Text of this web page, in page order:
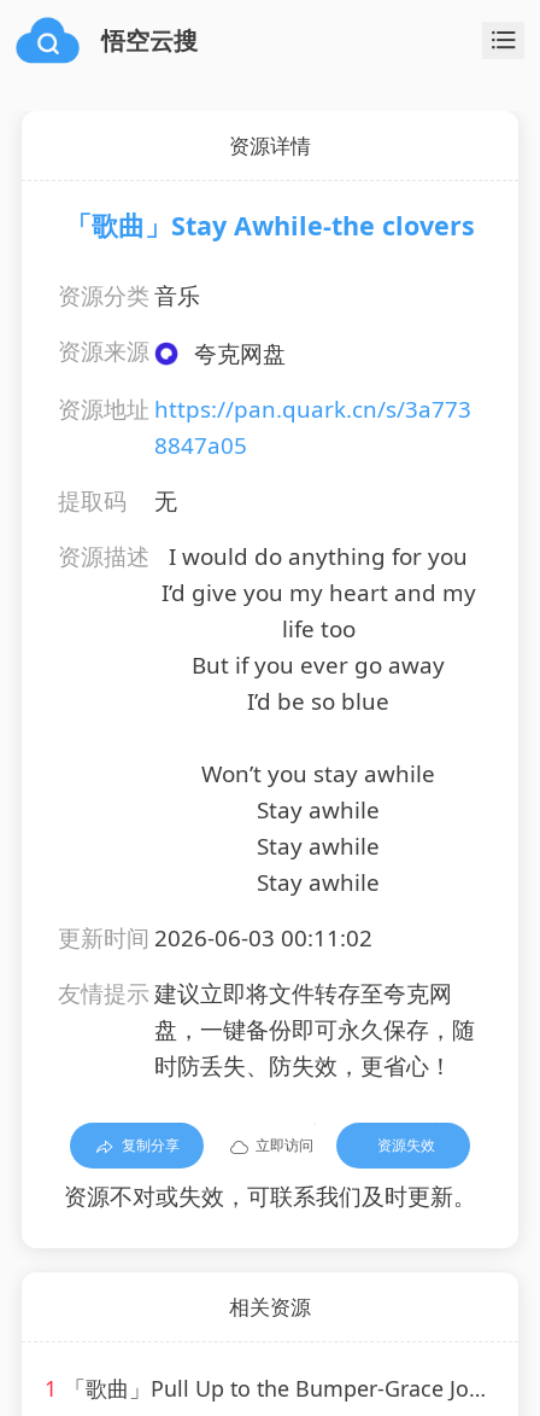
悟空云搜
资源详情
「歌曲」Stay Awhile-the clovers
资源分类音乐
资源来源
夸克网盘
资源地址 https://pan.quark.cn/s/3a773
8847a05
提取码
无
资源描述
I would do anything for you
I’d give you my heart and my
life too
But if you ever go away
I’d be so blue
Won’t you stay awhile
Stay awhile
Stay awhile
Stay awhile
更新时间 2026-06-03 00:11:02
友情提示建议立即将文件转存至夸克网
盘，一键备份即可永久保存，随
时防丢失、防失效，更省心！
复制分享 立即访问 资源失效
资源不对或失效，可联系我们及时更新。
相关资源
1 「歌曲」Pull Up to the Bumper-Grace Jones、Funkstar de Luxe